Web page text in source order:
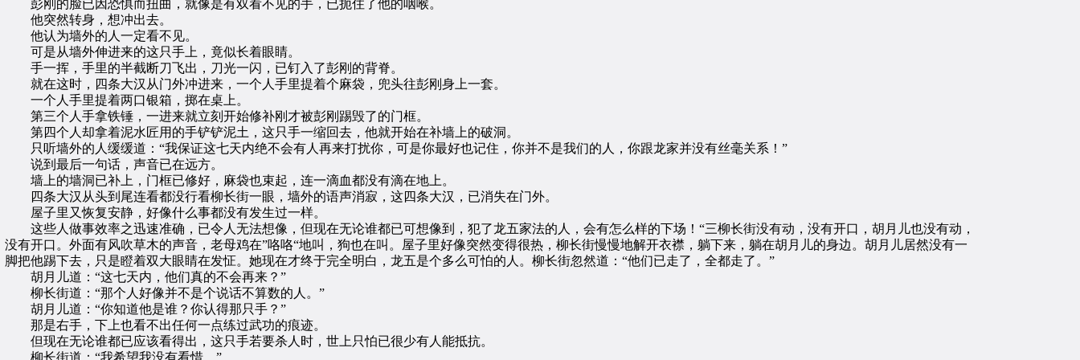
彭刚的脸已因恐惧而扭曲，就像是有双看不见的手，已扼住了他的咽喉。
他突然转身，想冲出去。
他认为墙外的人一定看不见。
可是从墙外伸进来的这只手上，竟似长着眼睛。
手一挥，手里的半截断刀飞出，刀光一闪，已钉入了彭刚的背脊。
就在这时，四条大汉从门外冲进来，一个人手里提着个麻袋，兜头往彭刚身上一套。
一个人手里提着两口银箱，掷在桌上。
第三个人手拿铁锤，一进来就立刻开始修补刚才被彭刚踢毁了的门框。
第四个人却拿着泥水匠用的手铲铲泥土，这只手一缩回去，他就开始在补墙上的破洞。
只听墙外的人缓缓道：“我保证这七天内绝不会有人再来打扰你，可是你最好也记住，你并不是我们的人，你跟龙家并没有丝毫关系！”
说到最后一句话，声音已在远方。
墙上的墙洞已补上，门框已修好，麻袋也束起，连一滴血都没有滴在地上。
四条大汉从头到尾连看都没行看柳长街一眼，墙外的语声消寂，这四条大汉，已消失在门外。
屋子里又恢复安静，好像什么事都没有发生过一样。
这些人做事效率之迅速准确，已令人无法想像，但现在无论谁都已可想像到，犯了龙五家法的人，会有怎么样的下场！“三柳长街没有动，没有开口，胡月儿也没有动，
没有开口。外面有风吹草木的声音，老母鸡在”咯咯“地叫，狗也在叫。屋子里好像突然变得很热，柳长街慢慢地解开衣襟，躺下来，躺在胡月儿的身边。胡月儿居然没有一
脚把他踢下去，只是瞪着双大眼睛在发怔。她现在才终于完全明白，龙五是个多么可怕的人。柳长街忽然道：“他们已走了，全都走了。”
胡月儿道：“这七天内，他们真的不会再来？”
柳长街道：“那个人好像并不是个说话不算数的人。”
胡月儿道：“你知道他是谁？你认得那只手？”
那是右手，下上也看不出任何一点练过武功的痕迹。
但现在无论谁都已应该看得出，这只手若要杀人时，世上只怕已很少有人能抵抗。
柳长街道：“我希望我没有看惜。”